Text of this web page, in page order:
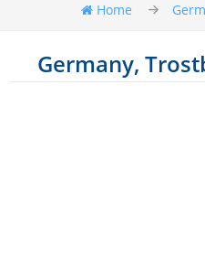
Home
Germany,